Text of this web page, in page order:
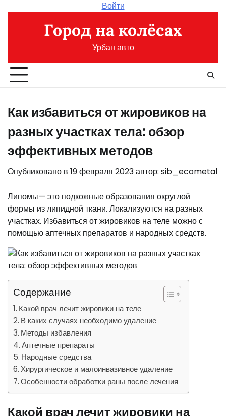
содержимому
Войти
Город на колёсах
Урбан авто
Как избавиться от жировиков на
разных участках тела: обзор
эффективных методов
Опубликовано в 19 февраля 2023автор: sib_ecometal
Липомы— это подкожные образования округлой
формы из липидной ткани. Локализуются на разных
участках. Избавиться от жировиков на теле можно с
помощью аптечных препаратов и народных средств.
Содержание
Какой врач лечит жировики на теле
В каких случаях необходимо удаление
Методы избавления
Аптечные препараты
Народные средства
Хирургическое и малоинвазивное удаление
Особенности обработки раны после лечения
Какой врач лечит жировики на